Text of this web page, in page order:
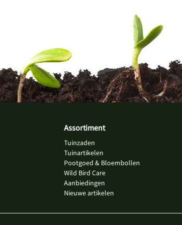
Assortiment
Tuinzaden
Tuinartikelen
Pootgoed & Bloembollen
Wild Bird Care
Aanbiedingen
Nieuwe artikelen